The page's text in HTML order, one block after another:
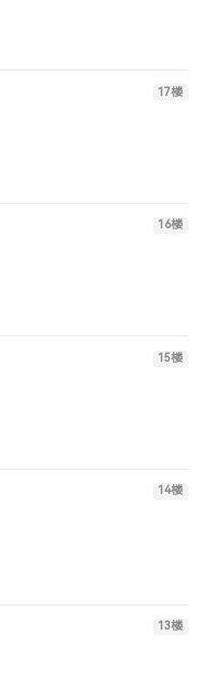
17楼
16楼
15楼
14楼
13楼